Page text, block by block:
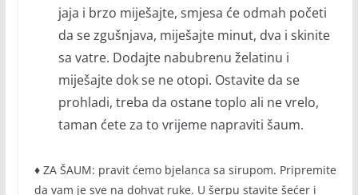
jaja i brzo miješajte, smjesa će odmah početi
da se zgušnjava, miješajte minut, dva i skinite
sa vatre. Dodajte nabubrenu želatinu i
miješajte dok se ne otopi. Ostavite da se
prohladi, treba da ostane toplo ali ne vrelo,
taman ćete za to vrijeme napraviti šaum.
♦ ZA ŠAUM: pravit ćemo bjelanca sa sirupom. Pripremite
da vam je sve na dohvat ruke. U šerpu stavite šećer i